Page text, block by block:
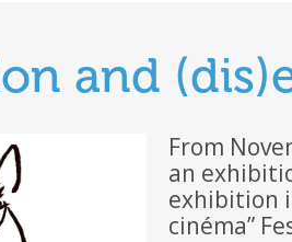
and
From
an
exhibition
cinéma”